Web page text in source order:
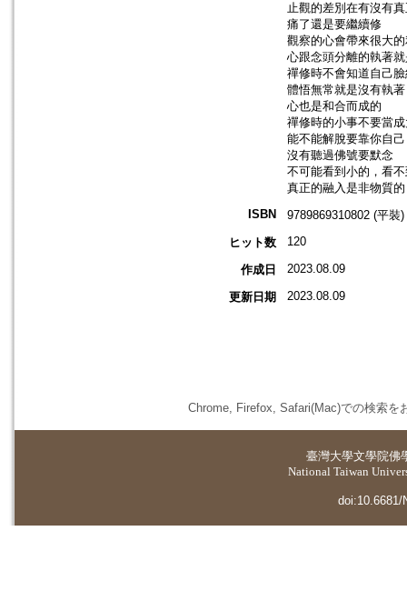
止觀的差別在有沒有
痛了還是要繼續修
觀察的心會帶來很大
心跟念頭分離的執著
禪修時不會知道自己
體悟無常就是沒有執著
心也是和合而成的
禪修時的小事不要當
能不能解脫要靠你自己
沒有聽過佛號要默念
不可能看到小的，看
真正的融入是非物質的
ISBN
9789869310802 (平裝)
ヒット数
120
作成日 2023.08.09
更新日期 2023.08.09
Chrome, Firefox, Safari(Mac)での検索を
臺灣大學文學院佛
National Taiwan
doi:10.6681/